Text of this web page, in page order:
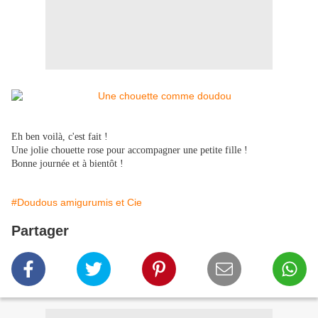
Eh ben voilà, c'est fait !
Une jolie chouette rose pour accompagner une petite fille !
Bonne journée et à bientôt !
#Doudous amigurumis et Cie
Partager